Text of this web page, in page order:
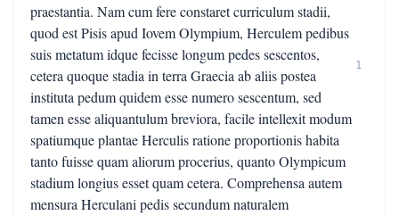
praestantia. Nam cum fere constaret curriculum stadii,
quod est Pisis apud Iovem Olympium, Herculem pedibus
suis metatum idque fecisse longum pedes sescentos,
cetera quoque stadia in terra Graecia ab aliis postea
instituta pedum quidem esse numero sescentum, sed
tamen esse aliquantulum breviora, facile intellexit modum
spatiumque plantae Herculis ratione proportionis habita
tanto fuisse quam aliorum procerius, quanto Olympicum
stadium longius esset quam cetera. Comprehensa autem
mensura Herculani pedis secundum naturalem
1